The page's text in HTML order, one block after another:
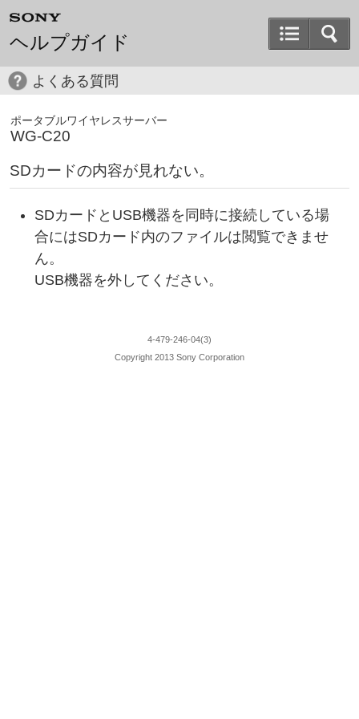
ヘルプガイド
よくある質問
ポータブルワイヤレスサーバー
WG-C20
SDカードの内容が見れない。
SDカードとUSB機器を同時に接続している場
合にはSDカード内のファイルは閲覧できませ
ん。
USB機器を外してください。
4-479-246-04(3)
Copyright 2013 Sony Corporation